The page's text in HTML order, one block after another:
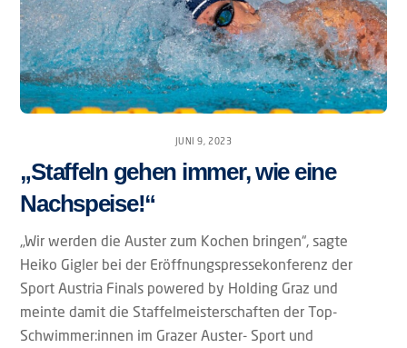
JUNI 9, 2023
„Staffeln gehen immer, wie eine
Nachspeise!“
„Wir werden die Auster zum Kochen bringen“, sagte
Heiko Gigler bei der Eröffnungspressekonferenz der
Sport Austria Finals powered by Holding Graz und
meinte damit die Staffelmeisterschaften der Top-
Schwimmer:innen im Grazer Auster- Sport und